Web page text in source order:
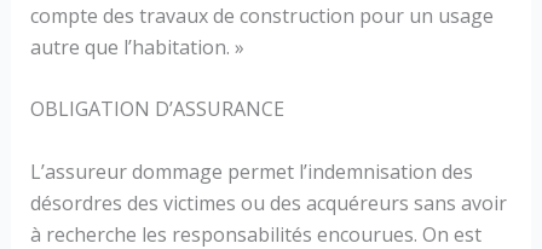
compte des travaux de construction pour un usage
autre que l’habitation. »
OBLIGATION D’ASSURANCE
L’assureur dommage permet l’indemnisation des
désordres des victimes ou des acquéreurs sans avoir
à recherche les responsabilités encourues. On est